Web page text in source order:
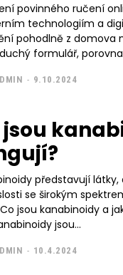
povinného ručení
technologiím a
pohodlně z domova
formulář,
- 9.10.2024
jsou
představují
se širokým
jsou...
- 10.4.2024